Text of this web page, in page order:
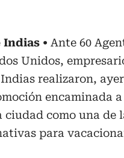
Indias
Ante 60
Unidos,
realizaron,
encaminada a
ciudad como una de
para